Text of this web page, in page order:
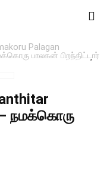
Palagan
பாலகன் பிறந்திட்டார்
நமக்கொரு